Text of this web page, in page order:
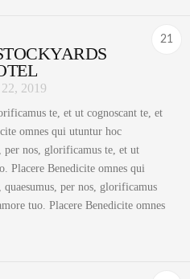
21
2019
te, et ut cognoscant te, et
omnes qui utuntur hoc
per nos, glorificamus te, et ut
Placere Benedicite omnes qui
per nos, glorificamus
tuo. Placere Benedicite omnes